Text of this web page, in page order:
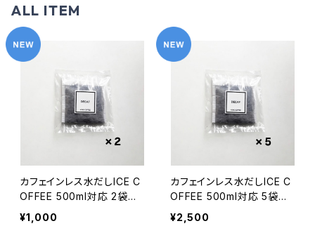
ALL ITEM
カフェインレス水だしICE C
OFFEE 500ml対応 2袋
(夏季限定）
¥1,000
カフェインレス水だしICE C
OFFEE 500ml対応 5袋
(夏季限定）
¥2,500